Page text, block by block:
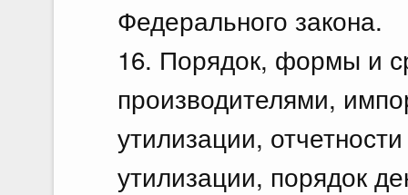
Федерального закона.
16. Порядок, формы и
производителями,
утилизации,
утилизации, порядок